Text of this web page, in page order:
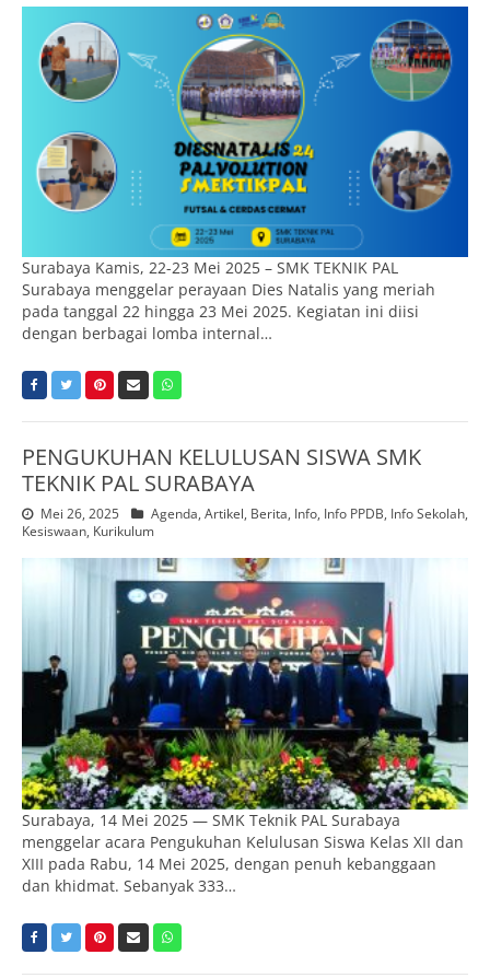
Surabaya Kamis, 22-23 Mei 2025 – SMK TEKNIK PAL
Surabaya menggelar perayaan Dies Natalis yang meriah
pada tanggal 22 hingga 23 Mei 2025. Kegiatan ini diisi
dengan berbagai lomba internal…
PENGUKUHAN KELULUSAN SISWA SMK
TEKNIK PAL SURABAYA
Mei 26, 2025 Agenda, Artikel, Berita, Info, Info PPDB, Info Sekolah,
Kesiswaan, Kurikulum
Surabaya, 14 Mei 2025 — SMK Teknik PAL Surabaya
menggelar acara Pengukuhan Kelulusan Siswa Kelas XII dan
XIII pada Rabu, 14 Mei 2025, dengan penuh kebanggaan
dan khidmat. Sebanyak 333…